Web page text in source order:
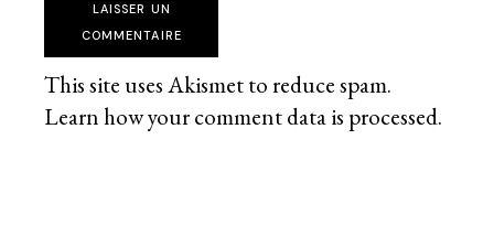
LAISSER UN
COMMENTAIRE
This site uses Akismet to reduce spam.
Learn how your comment data is processed.